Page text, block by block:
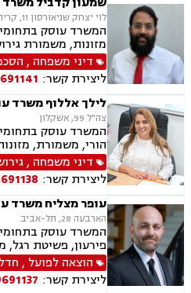
לוי יצחק שניאורסון 11, קרית מלאכי
המשרד עוסק
מזונות, משמורת
מעמד אישי, ניכור
וצוואות, ייפוי כוח
ומקרקעין, עסקאות
דיני משפחה ,
ליצירת קשר:
לילך אללוף משרד
צה"ל 99, אשקלון
המשרד עוסק
הורי, משמורת,
אפוטרופסות, גישור,
כוח מתמשך חדלות
והסדרי חובות,
דיני משפחה ,
ליצירת קשר:
עופר מצליח משרד
הארבעה 28, תל-אביב
המשרד עוסק
פירעון, פשיטת רגל,
הוצאה לפועל ,
ליצירת קשר: